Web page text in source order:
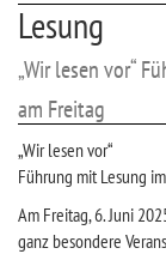
Lesung
„Wir lesen vor“
am Freitag
„Wir lesen vor“
Führung mit Lesung
Am Freitag, 6. Juni
ganz besondere